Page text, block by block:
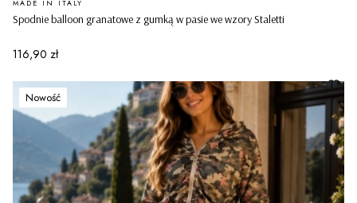
Spodnie balloon granatowe z gumką w pasie we wzory Staletti
MADE IN ITALY
Cena
116,90 zł
Nowość